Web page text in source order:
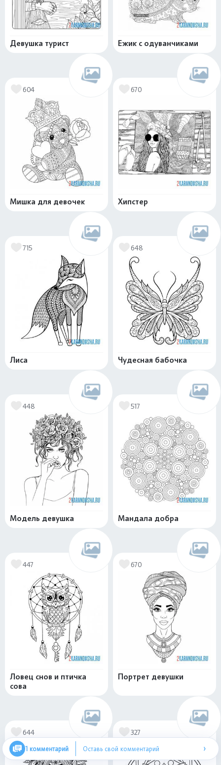
Девушка турист Ежик с одуванчиками
604
Мишка для девочек
670
Хипстер
715
Лиса
648
Чудесная бабочка
448
Модель девушка
517
Мандала добра
447
Ловец снов и птичка
сова
670
Портрет девушки
644 327
1 комментарий Оставь свой комментарий ›